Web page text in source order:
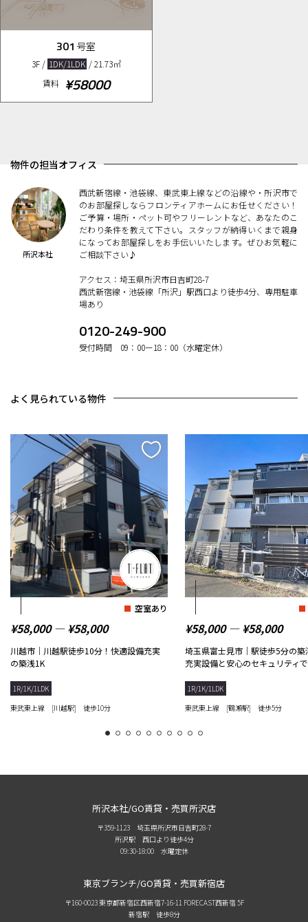
301 号室
3F / 1DK/1LDK / 21.73㎡
賃料
¥58000
物件の担当オフィス
所沢本社
西武新宿線・池袋線、東武東上線などの沿線や・所沢市で
のお部屋探しならフロンティアホームにお任せください！
ご予算・場所・ペット可やフリーレントなど、あなたのこ
だわり条件を教えて下さい。スタッフが納得いくまで親身
になってお部屋探しをお手伝いいたします。ぜひお気軽に
ご相談下さい♪
アクセス：埼玉県所沢市日吉町28-7
西武新宿線・池袋線「所沢」駅西口より徒歩4分、専用駐車
場あり
0120-249-900
受付時間 09：00ー18：00（水曜定休）
よく見られている物件
空室あり
¥58,000 ― ¥58,000
川越市｜川越駅徒歩10分！快適設備充実
の築浅1K
1R/1K/1LDK
東武東上線 [川越駅] 徒歩10分
¥58,000 ― ¥58,000
埼玉県富士見市｜駅徒歩5分の築
充実設備と安心のセキュリティ
1R/1K/1LDK
東武東上線 [鶴瀬駅] 徒歩5分
1 2 3 4 5 6 7 8 9 10
所沢本社/GO賃貸・売買所沢店
〒359-1123 埼玉県所沢市日吉町28-7
所沢駅 西口より徒歩4分
09:30-18:00 水曜定休
東京ブランチ/GO賃貸・売買新宿店
〒160-0023 東京都新宿区西新宿7-16-11 FORECAST西新宿 5F
新宿駅 徒歩8分